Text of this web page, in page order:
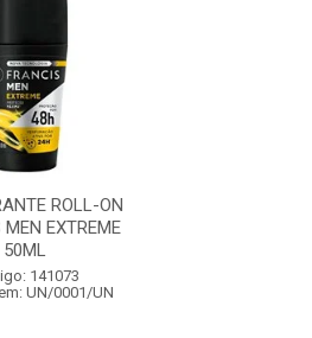
ROLL-ON
EXTREME
50ML
141073
UN/0001/UN